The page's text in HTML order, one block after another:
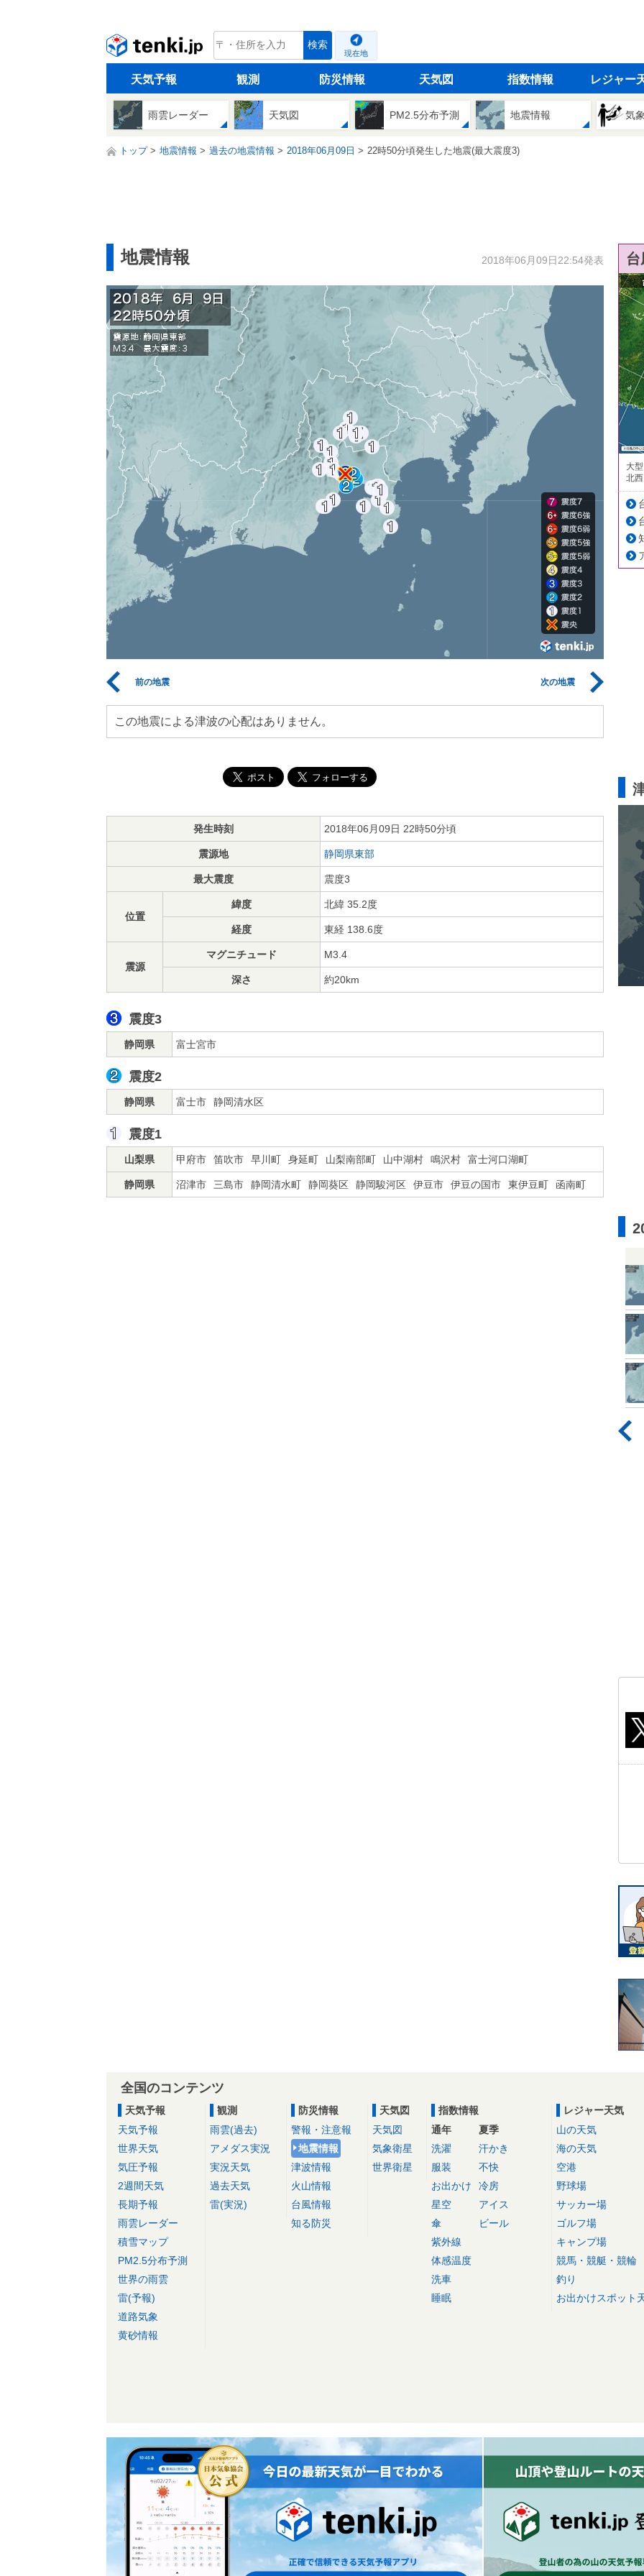
tenki.jp 検索
現在地
天気予報 観測 防災情報 天気図 指数情報 レジャー
雨雲レーダー 天気図 PM2.5分布予測 地震情報 気
トップ 地震情報 過去の地震情報 2018年06月09日 22時50分頃発生した地震(最大震度3)
地震情報 2018年06月09日22:54発表
前の地震 次の地震
この地震による津波の心配はありません。
発生時刻 2018年06月09日 22時50分頃
震源地 静岡県東部
最大震度 震度3
位置
緯度 北緯 35.2度
経度 東経 138.6度
震源
マグニチュード M3.4
深さ 約20km
震度3
静岡県 富士宮市
震度2
静岡県 富士市 静岡清水区
震度1
山梨県 甲府市 笛吹市 早川町 身延町 山梨南部町 山中湖村 鳴沢村 富士河口湖町
静岡県 沼津市 三島市 静岡清水町 静岡葵区 静岡駿河区 伊豆市 伊豆の国市 東伊豆町 函南町
大
北
全国のコンテンツ
天気予報
天気予報
世界天気
気圧予報
2週間天気
長期予報
雨雲レーダー
積雪マップ
PM2.5分布予測
世界の雨雲
雷(予報)
道路気象
黄砂情報
観測
雨雲(過去)
アメダス実況
実況天気
過去天気
雷(実況)
防災情報
警報・注意報
地震情報
津波情報
火山情報
台風情報
知る防災
天気図
天気図
気象衛星
世界衛星
指数情報
通年
洗濯
服装
お出かけ
星空
傘
紫外線
体感温度
洗車
睡眠
夏季
汗かき
不快
冷房
アイス
ビール
レジャー天気
山の天気
海の天気
空港
野球場
サッカー場
ゴルフ場
キャンプ場
競馬・競艇・競輪
釣り
お出かけスポット